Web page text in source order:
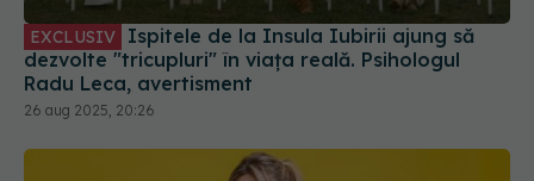
EXCLUSIV
dezvolte "tricupluri" în viața reală. Psihologul
Radu Leca, avertisment
26 aug 2025, 20:26